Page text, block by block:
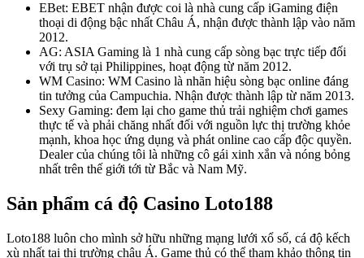
EBet: EBET nhận được coi là nhà cung cấp iGaming điện
thoại di động bậc nhất Châu Á, nhận được thành lập vào năm
2012.
AG: ASIA Gaming là 1 nhà cung cấp sòng bạc trực tiếp đối
với trụ sở tại Philippines, hoạt động từ năm 2012.
WM Casino: WM Casino là nhãn hiệu sòng bạc online đáng
tin tưởng của Campuchia. Nhận được thành lập từ năm 2013.
Sexy Gaming: đem lại cho game thủ trải nghiệm chơi games
thực tế và phải chăng nhất đối với nguồn lực thị trường khỏe
mạnh, khoa học ứng dụng và phát online cao cấp độc quyền.
Dealer của chúng tôi là những cô gái xinh xắn và nóng bỏng
nhất trên thế giới tới từ Bắc và Nam Mỹ.
Sản phẩm cá độ Casino Loto188
Loto188 luôn cho mình sở hữu những mạng lưới xổ số, cá độ kếch
xù nhất tại thị trường châu Á. Game thủ có thể tham khảo thông tin